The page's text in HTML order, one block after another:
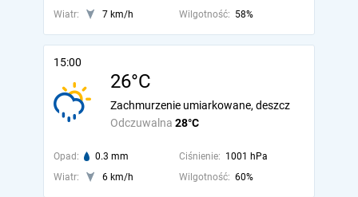
Wiatr:
7 km/h Wilgotność: 58%
15:00
26°C
Odczuwalna 28°C
Zachmurzenie umiarkowane, deszcz
Opad: 0.3 mm Ciśnienie: 1001 hPa
Wiatr:
6 km/h Wilgotność: 60%